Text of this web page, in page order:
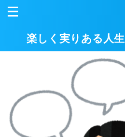
楽しく実りある人